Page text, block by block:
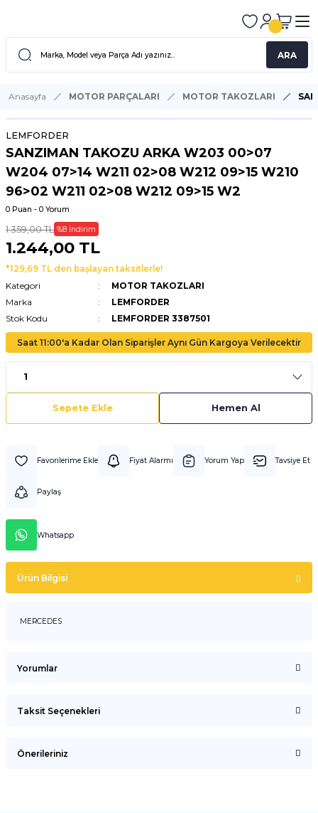
ARA
Anasayfa MOTOR PARÇALARI MOTOR TAKOZLARI
LEMFORDER
SANZIMAN TAKOZU ARKA W203 00>07
W204 07>14 W211 02>08 W212 09>15 W210
96>02 W211 02>08 W212 09>15 W2
0 Puan - 0 Yorum
1.359,00 TL %8 İndirim
1.244,00 TL
*129,69 TL den başlayan taksitlerle!
Kategori
MOTOR TAKOZLARI
Marka
LEMFORDER
Stok Kodu
LEMFORDER 3387501
Saat 11:00'a Kadar Olan Siparişler Aynı Gün Kargoya Verilecektir
Sepete Ekle Hemen Al
Fiyat Alarmı Yorum Yap Tavsiye Et
Paylaş
Whatsapp
Ürün Bilgisi
MERCEDES
Yorumlar
Taksit Seçenekleri
Önerileriniz